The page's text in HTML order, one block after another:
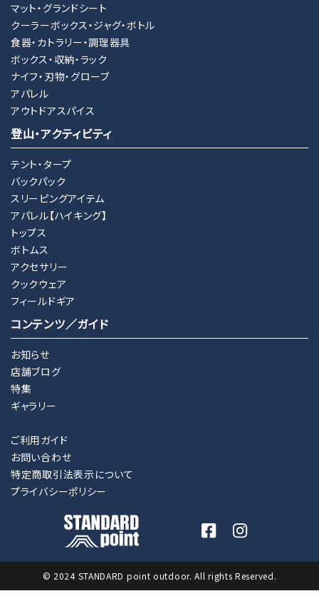
マット・グランドシート
クーラーボックス・ジャグ・ボトル
食器・カトラリー・調理器具
ボックス・収納・ラック
ナイフ・刃物・グローブ
アパレル
アウトドアスパイス
登山・アクティビティ
テント・タープ
バックパック
スリーピングアイテム
アパレル【ハイキング】
トップス
ボトムス
アクセサリー
クックウェア
フィールドギア
コンテンツ／ガイド
お知らせ
店舗ブログ
特集
ギャラリー
ご利用ガイド
お問い合わせ
特定商取引法表示について
プライバシーポリシー
© 2024 STANDARD point outdoor. All rights Reserved.